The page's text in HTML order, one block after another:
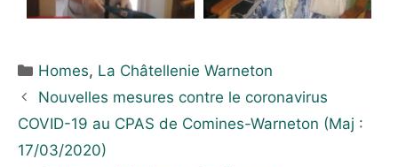
Homes, La Châtellenie Warneton
Nouvelles mesures contre le coronavirus
COVID-19 au CPAS de Comines-Warneton (Maj :
17/03/2020)